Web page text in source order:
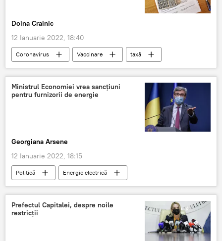
Doina Crainic
12 Ianuarie 2022, 18:40
Coronavirus Vaccinare
taxă
COVID-19
Quebec
Ministrul Economiei vrea sancțiuni
pentru furnizorii de energie
Georgiana Arsene
12 Ianuarie 2022, 18:15
Politică
Energie electrică
consumatori
Asociația pentru Protecția Consumatorilor
Virgil Popescu
Prefectul Capitalei, despre noile
restricții